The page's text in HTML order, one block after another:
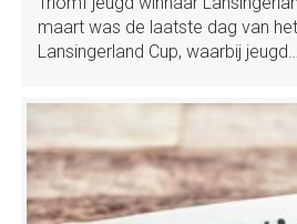
maart was de laatste dag van
Lansingerland Cup, waarbij jeugd…